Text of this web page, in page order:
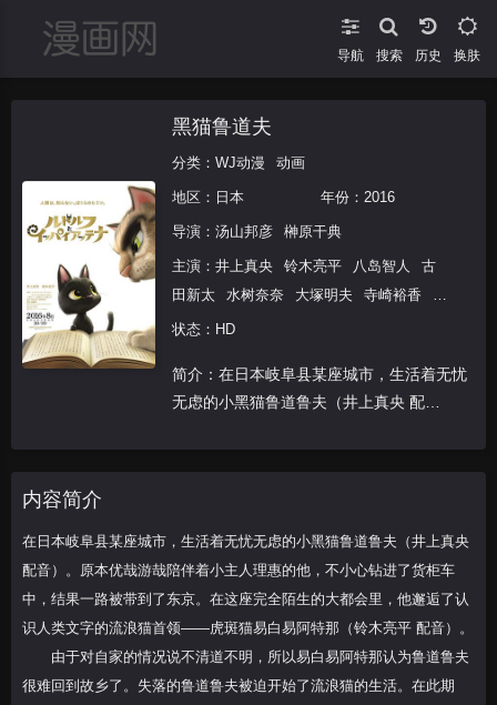
导航 搜索 换肤
黑猫鲁道夫
分类： WJ动漫 动画
地区： 日本 年份： 2016
导演： 汤山邦彦 榊原干典
主演： 井上真央 铃木亮平 八岛智人
古
田新太
水树奈奈 大塚明夫 寺崎裕香
佐
佐木りお
状态：HD
简介：在日本岐阜县某座城市，生活着无忧
无虑的小黑猫鲁道鲁夫（井上真央 配
内容简介
在日本岐阜县某座城市，生活着无忧无虑的小黑猫鲁道鲁夫（井上真央
配音）。原本优哉游哉陪伴着小主人理惠的他，不小心钻进了货柜车
中，结果一路被带到了东京。在这座完全陌生的大都会里，他邂逅了认
识人类文字的流浪猫首领——虎斑猫易白易阿特那（铃木亮平 配音）。
由于对自家的情况说不清道不明，所以易白易阿特那认为鲁道鲁夫
很难回到故乡了。失落的鲁道鲁夫被迫开始了流浪猫的生活。在此期